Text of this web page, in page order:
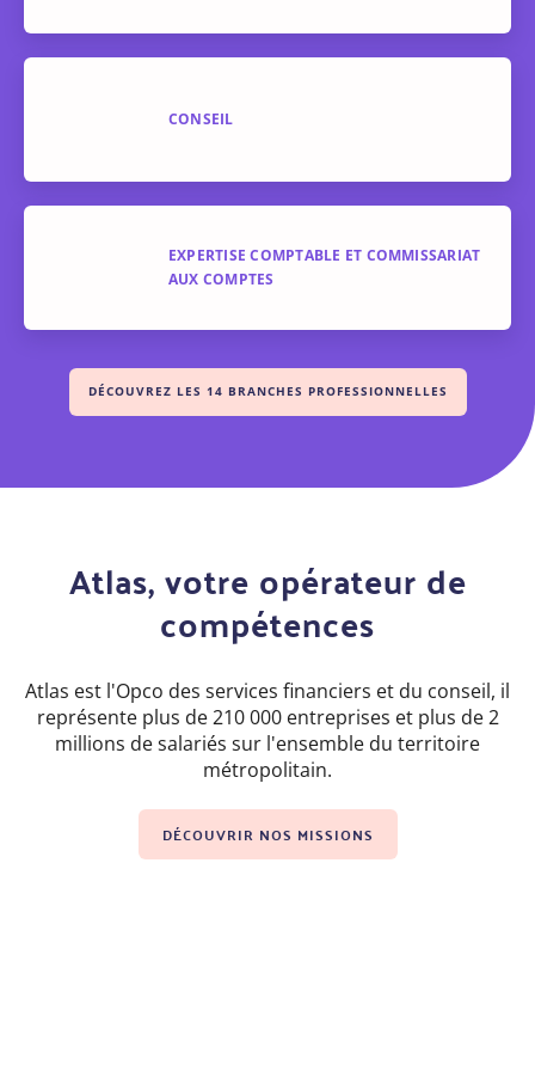
CONSEIL
EXPERTISE COMPTABLE ET COMMISSARIAT
AUX COMPTES
DÉCOUVREZ LES 14 BRANCHES PROFESSIONNELLES
Atlas, votre opérateur de
compétences
Atlas est l'Opco des services financiers et du conseil, il
représente plus de 210 000 entreprises et plus de 2
millions de salariés sur l'ensemble du territoire
métropolitain.
DÉCOUVRIR NOS MISSIONS